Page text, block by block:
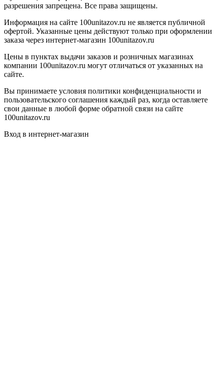
разрешения запрещена. Все права защищены.
Информация на сайте 100unitazov.ru не является публичной
офертой. Указанные цены действуют только при оформлении
заказа через интернет-магазин 100unitazov.ru
Цены в пунктах выдачи заказов и розничных магазинах
компании 100unitazov.ru могут отличаться от указанных на
сайте.
Вы принимаете условия политики конфиденциальности и
пользовательского соглашения каждый раз, когда оставляете
свои данные в любой форме обратной связи на сайте
100unitazov.ru
Вход в интернет-магазин